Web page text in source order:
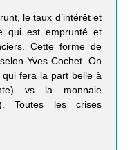
le taux d’intérêt et
qui est emprunté et
Cette forme de
Yves Cochet. On
fera la part belle à
vs la monnaie
Toutes les crises